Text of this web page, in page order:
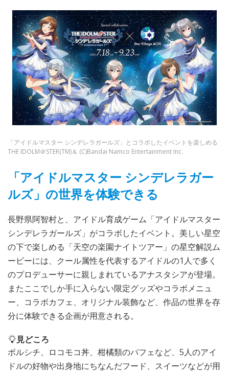
「アイドルマスター シンデレラガールズ」とコラボしたイベントを楽しめる
THE IDOLM＠STER(TM)＆ (C)Bandai Namco Entertainment Inc.
「アイドルマスター シンデレラガー
ルズ」の世界を体験できる
長野県阿智村と、アイドル育成ゲーム「アイドルマスター
シンデレラガールズ」がコラボしたイベント。美しい星空
の下で楽しめる「天空の楽園ナイトツアー」の星空解説ム
ービーには、クール属性を代表するアイドルの1人で多く
のプロデューサーに親しまれているアナスタシアが登場。
またここでしか手に入らない限定グッズやコラボメニュ
ー、コラボカフェ、オリジナル装飾など、作品の世界を存
分に体験できる企画が用意される。
見どころ
ボルシチ、ロコモコ丼、柑橘類のパフェなど、5人のアイ
ドルの好物や出身地にちなんだフード、スイーツなどが用